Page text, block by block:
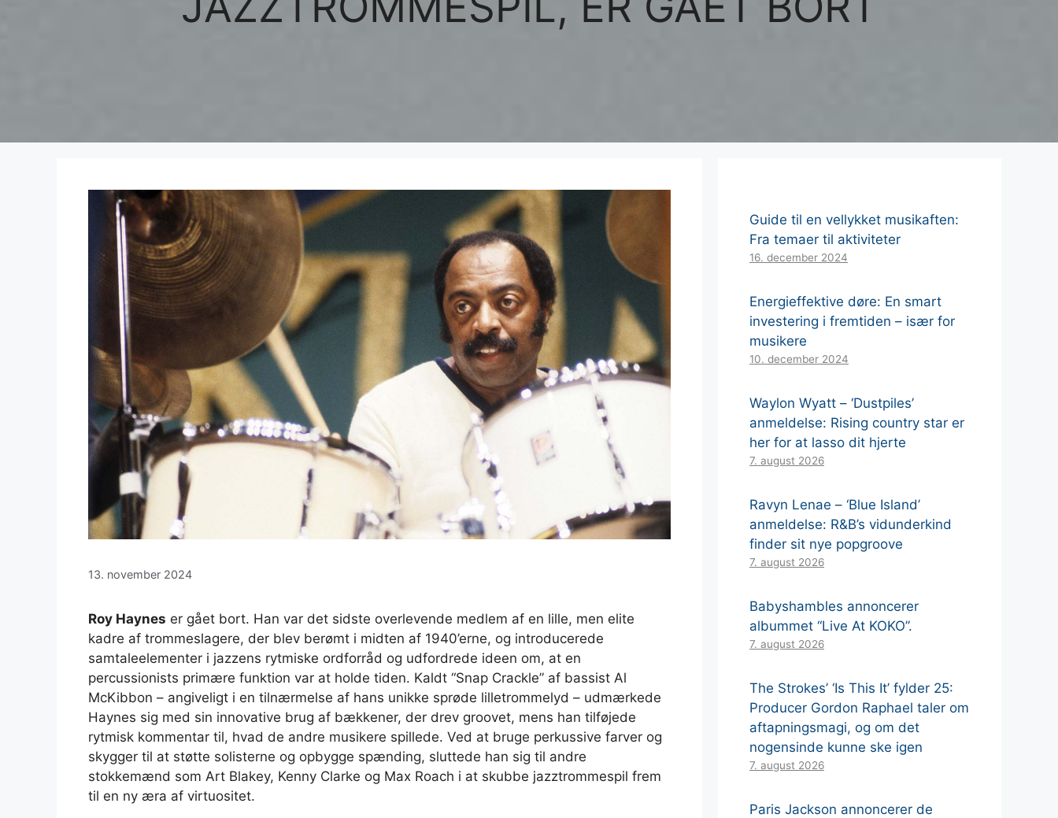
13. november 2024
Roy Haynes er gået bort. Han var det sidste overlevende medlem af en lille, men elite
kadre af trommeslagere, der blev berømt i midten af ​​1940’erne, og introducerede
samtaleelementer i jazzens rytmiske ordforråd og udfordrede ideen om, at en
percussionists primære funktion var at holde tiden. Kaldt “Snap Crackle” af bassist Al
McKibbon – angiveligt i en tilnærmelse af hans unikke sprøde lilletrommelyd – udmærkede
Haynes sig med sin innovative brug af bækkener, der drev groovet, mens han tilføjede
rytmisk kommentar til, hvad de andre musikere spillede. Ved at bruge perkussive farver og
skygger til at støtte solisterne og opbygge spænding, sluttede han sig til andre
stokkemænd som Art Blakey, Kenny Clarke og Max Roach i at skubbe jazztrommespil frem
til en ny æra af virtuositet.
Guide til en vellykket musikaften:
Fra temaer til aktiviteter
16. december 2024
Energieffektive døre: En smart
investering i fremtiden – især for
musikere
10. december 2024
Waylon Wyatt – ‘Dustpiles’
anmeldelse: Rising country star er
her for at lasso dit hjerte
7. august 2026
Ravyn Lenae – ‘Blue Island’
anmeldelse: R&B’s vidunderkind
finder sit nye popgroove
7. august 2026
Babyshambles annoncerer
albummet “Live At KOKO”.
7. august 2026
The Strokes’ ‘Is This It’ fylder 25:
Producer Gordon Raphael taler om
aftapningsmagi, og om det
nogensinde kunne ske igen
7. august 2026
Paris Jackson annoncerer de